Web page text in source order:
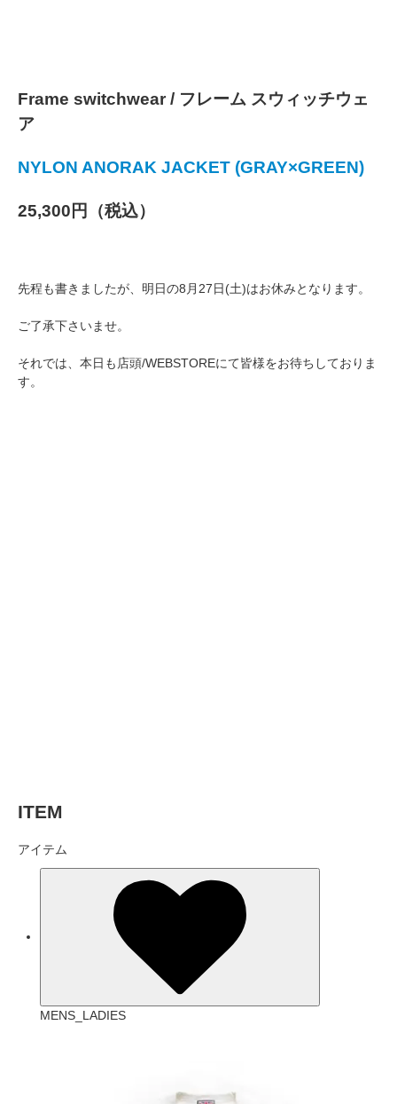
Frame switchwear / フレーム スウィッチウェ
ア
NYLON ANORAK JACKET (GRAY×GREEN)
25,300円（税込）
先程も書きましたが、明日の8月27日(土)はお休みとなります。
ご了承下さいませ。
それでは、本日も店頭/WEBSTOREにて皆様をお待ちしておりま
す。
ITEM
アイテム
MENS_LADIES